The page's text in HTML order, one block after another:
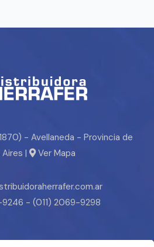
- Avellaneda - Provincia de
|
Ver Mapa
- (011) 2069-9298